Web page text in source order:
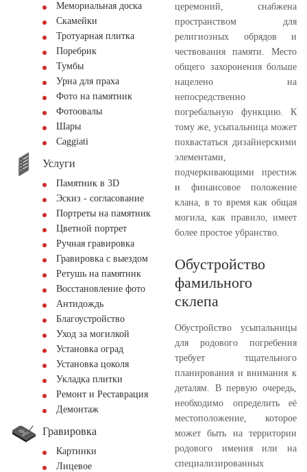
Мемориальная доска
Скамейки
Тротуарная плитка
Поребрик
Тумбы
Урна для праха
Фото на памятник
Фотоовалы
Шары
Сaggiati
Услуги
Памятник в 3D
Эскиз - согласование
Портреты на памятник
Цветной портрет
Ручная гравировка
Гравировка с выездом
Ретушь на памятник
Восстановление фото
Антидождь
Благоустройство
Уход за могилкой
Установка оград
Установка цоколя
Укладка плитки
Ремонт и Реставрация
Демонтаж
Гравировка
Картинки
Лицевое
церемоний, снабжена
пространством для
религиозных обрядов и
чествования памяти. Место
общего захоронения больше
нацелено на
непосредственно
погребальную функцию. К
тому же, усыпальница может
похвастаться дизайнерскими
элементами,
подчеркивающими престиж
и финансовое положение
клана, в то время как общая
могила, как правило, имеет
более простое убранство.
Обустройство
фамильного
склепа
Обустройство усыпальницы
для родового погребения
требует тщательного
планирования и внимания к
деталям. В первую очередь,
необходимо определить её
местоположение, которое
может быть на территории
родового имения или на
специализированных